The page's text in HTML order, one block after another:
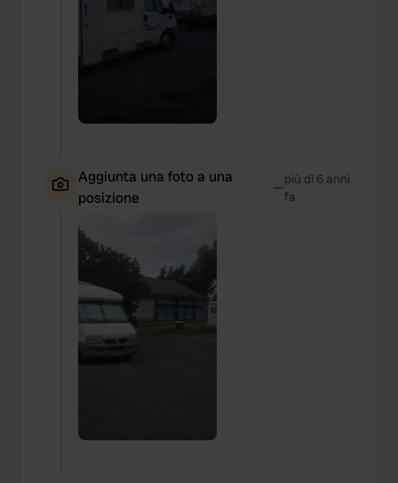
Aggiunta una foto a una
posizione
—più di 6 anni
fa